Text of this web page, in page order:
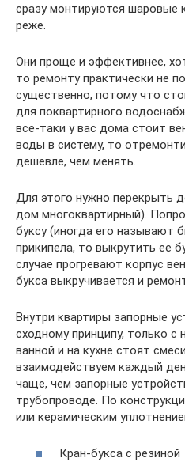
сразу монтируются шаровые
реже.
Они проще и эффективнее,
то ремонту практически не
существенно, потому что
для поквартирного
все-таки у вас дома стоит
воды в систему, то
дешевле, чем менять.
Для этого нужно перекрыть
дом многоквартирный).
буксу (иногда его называют
прикипела, то выкрутить ее
случае прогревают корпус
букса выкручивается и
Внутри квартиры запорные
сходному принципу, только с
ванной и на кухне стоят
взаимодействуем каждый
чаще, чем запорные
трубопроводе. По
или керамическим
Кран-букса с резиной